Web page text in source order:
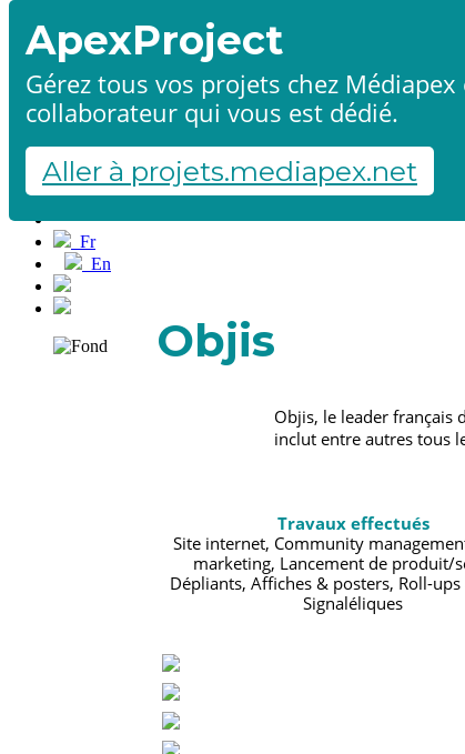
Accueil
Références
Contact
Démarrer un projet
Fr
En
Objis
Objis, le leader français
inclut entre autres tous
Travaux effectués
Site internet, Community
marketing, Lancement de produit/
Dépliants, Affiches & posters, Roll-ups
Signaléliques
ApexProject
Gérez tous vos projets chez
collaborateur qui vous est dédié.
Aller à projets.mediapex.net